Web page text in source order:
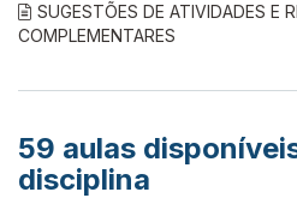
SUGESTÕES DE ATIVIDADES E
COMPLEMENTARES
59 aulas
disciplina